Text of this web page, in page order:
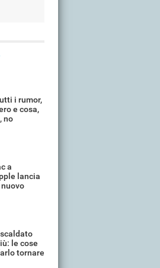
i rumor,
e cosa,
no
a
lancia
nuovo
le cose
tornare